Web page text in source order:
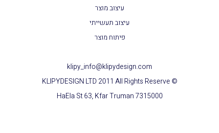
עיצוב מוצר
עיצוב תעשייתי
פיתוח מוצר
klipy_info@klipydesign.com
© KLIPYDESIGN LTD 2011 All Rights Reserve
HaEla St 63, Kfar Truman 7315000